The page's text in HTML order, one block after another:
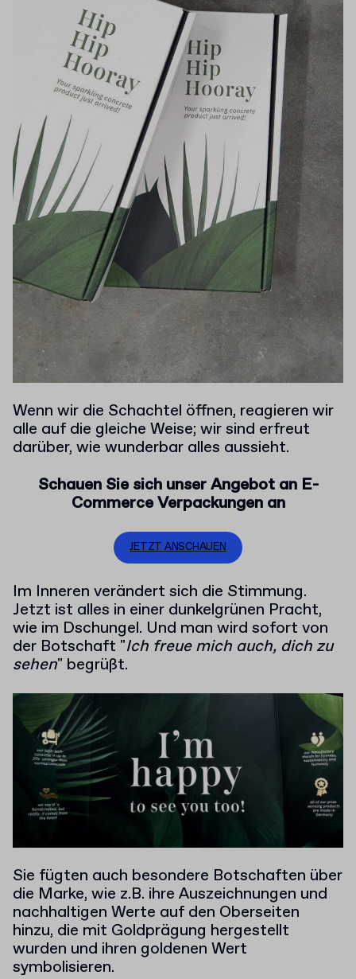
Wenn wir die Schachtel öffnen, reagieren wir
alle auf die gleiche Weise; wir sind erfreut
darüber, wie wunderbar alles aussieht.
Schauen Sie sich unser Angebot an E-
Commerce Verpackungen an
JETZT ANSCHAUEN
Im Inneren verändert sich die Stimmung.
Jetzt ist alles in einer dunkelgrünen Pracht,
wie im Dschungel. Und man wird sofort von
der Botschaft "Ich freue mich auch, dich zu
sehen" begrüßt.
Sie fügten auch besondere Botschaften über
die Marke, wie z.B. ihre Auszeichnungen und
nachhaltigen Werte auf den Oberseiten
hinzu, die mit Goldprägung hergestellt
wurden und ihren goldenen Wert
symbolisieren.